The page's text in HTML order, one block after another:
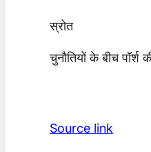
स्रोत
चुनौतियों के बीच
Source link